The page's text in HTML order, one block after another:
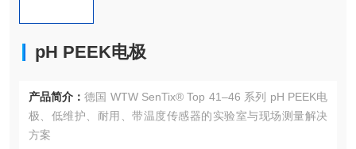
pH PEEK电极
产品简介： 德国 WTW SenTix® Top 41–46 系列 pH PEEK电
极、低维护、耐用、带温度传感器的实验室与现场测量解决
方案